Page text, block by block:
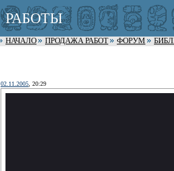
РАБОТЫ
НАЧАЛО ПРОДАЖА РАБОТ ФОРУМ
02.11.2005 , 20:29